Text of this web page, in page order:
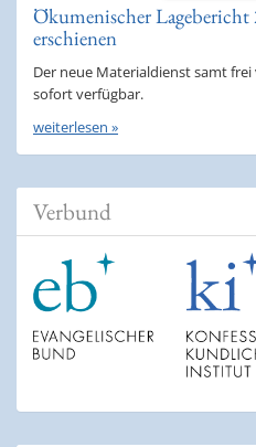
Ökumenischer
erschienen
Der neue Materialdienst samt
sofort verfügbar.
weiterlesen »
Verbund